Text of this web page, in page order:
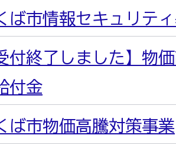
ば市情報セキュリテ
付終了しました】物
付金
ば市物価高騰対策事業